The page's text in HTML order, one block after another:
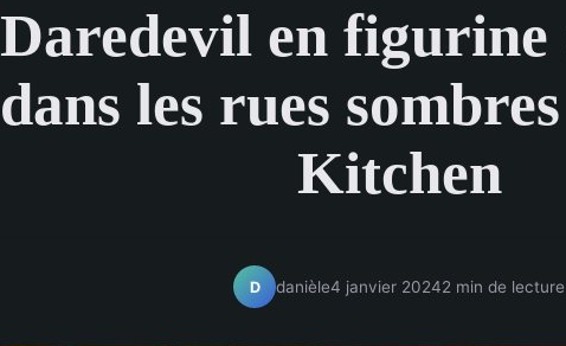
Daredevil en figurine
dans les rues
Kitchen
D danièle4 janvier 20242 min de lecture